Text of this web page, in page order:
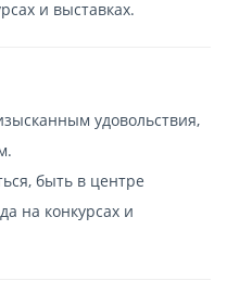
и выставках.
удовольствия,
быть в центре
на конкурсах и